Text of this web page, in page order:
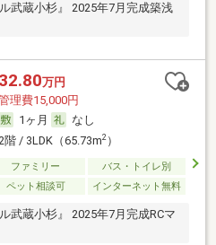
武蔵小杉』 2025年7月完成築浅
32.80万円
理費15,000円
1ヶ月
なし
階 / 3LDK（65.73m2）
ファミリー
バス・トイレ別
ペット相談可 インターネット無料
武蔵小杉』 2025年7月完成RCマ